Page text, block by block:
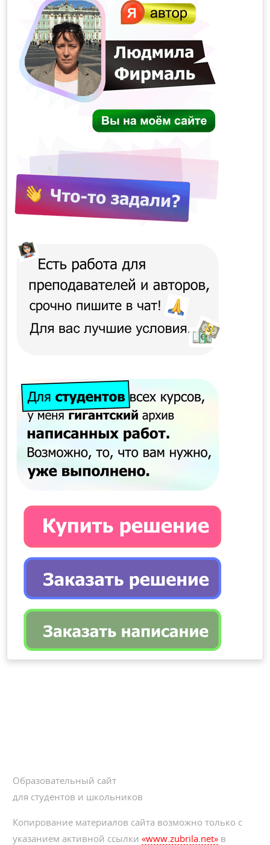
Образовательный сайт
для студентов и школьников
Копирование материалов сайта возможно только с
указанием активной ссылки«www.zubrila.net» в